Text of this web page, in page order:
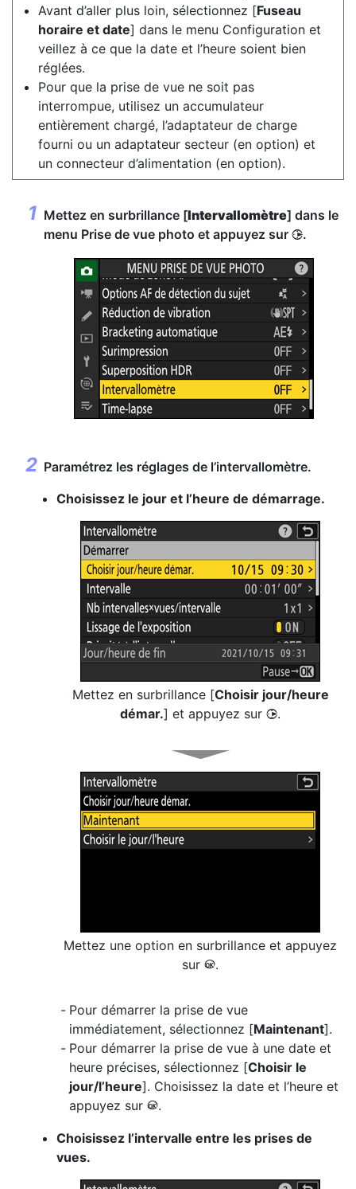
Avant d’aller plus loin, sélectionnez [Fuseau
horaire et date] dans le menu Configuration et
veillez à ce que la date et l’heure soient bien
réglées.
Pour que la prise de vue ne soit pas
interrompue, utilisez un accumulateur
entièrement chargé, l’adaptateur de charge
fourni ou un adaptateur secteur (en option) et
un connecteur d’alimentation (en option).
Mettez en surbrillance [Intervallomètre] dans le
menu Prise de vue photo et appuyez sur 2.
Paramétrez les réglages de l’intervallomètre.
Choisissez le jour et l’heure de démarrage.
Mettez en surbrillance [Choisir jour/heure
démar.] et appuyez sur 2.
Mettez une option en surbrillance et appuyez
sur J.
Pour démarrer la prise de vue
immédiatement, sélectionnez [Maintenant].
Pour démarrer la prise de vue à une date et
heure précises, sélectionnez [Choisir le
jour/l’heure]. Choisissez la date et l’heure et
appuyez sur J.
Choisissez l’intervalle entre les prises de
vues.